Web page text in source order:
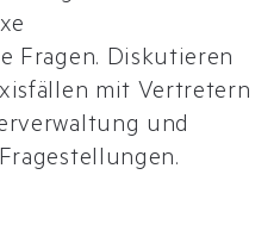
Fragen. Diskutieren
mit Vertretern
und